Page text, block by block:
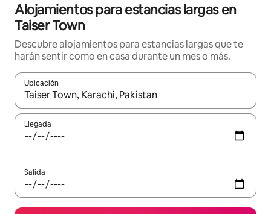
Alojamientos para estancias largas en
Taiser Town
Descubre alojamientos para estancias largas que te
harán sentir como en casa durante un mes o más.
Ubicación
Cuando los resultados estén disponibles, podrás navegar
Llegada
Salida